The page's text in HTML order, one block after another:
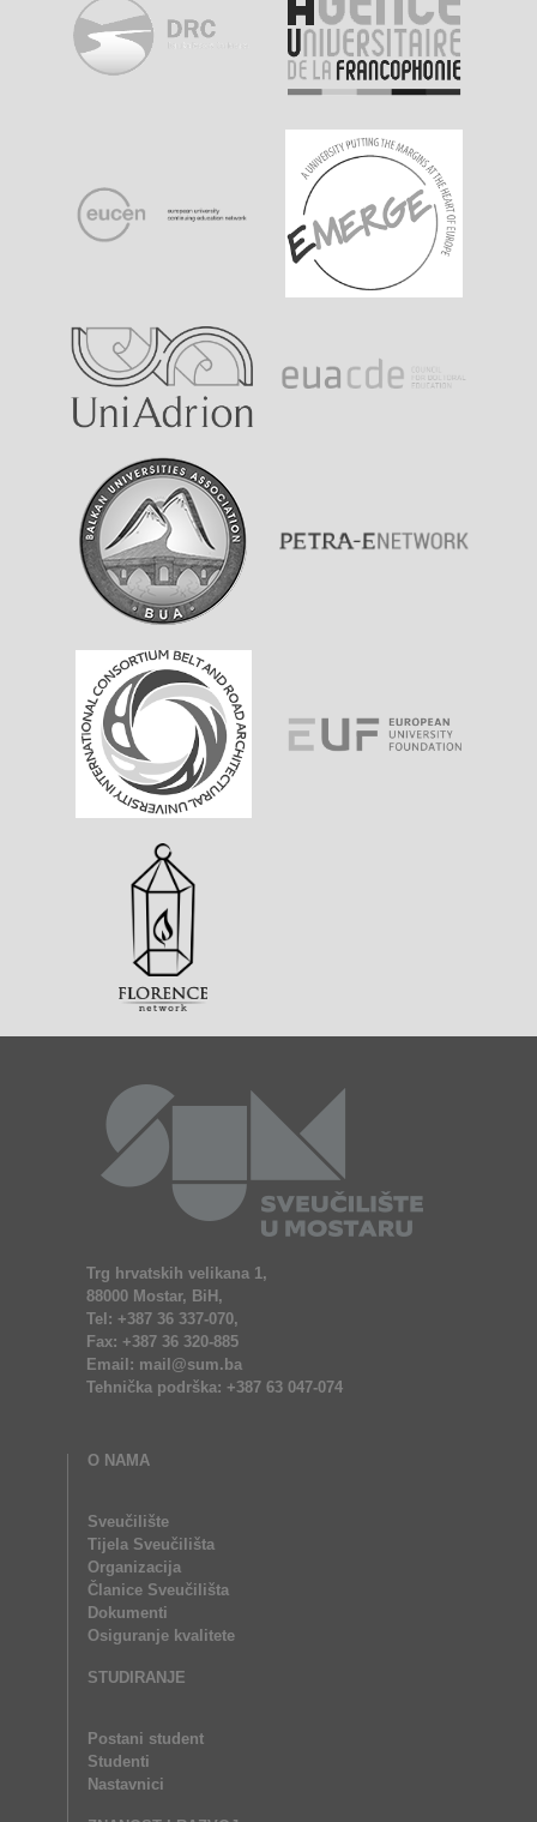
Trg hrvatskih velikana 1,
88000 Mostar, BiH,
Tel: +387 36 337-070,
Fax: +387 36 320-885
Email: mail@sum.ba
Tehnička podrška: +387 63 047-074
O NAMA
Sveučilište
Tijela Sveučilišta
Organizacija
Članice Sveučilišta
Dokumenti
Osiguranje kvalitete
STUDIRANJE
Postani student
Studenti
Nastavnici